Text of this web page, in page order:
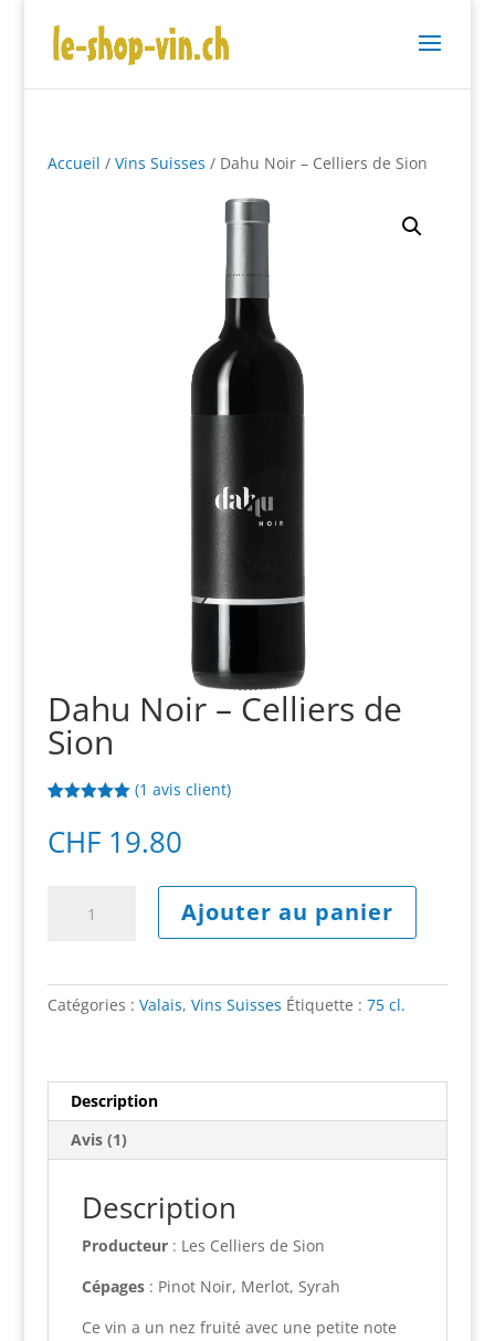
Accueil / Vins Suisses / Dahu Noir – Celliers de Sion
Dahu Noir – Celliers de
Sion
basé sur
(1 avis client)
CHF19.80
-
Ajouter au panier
t
v
Catégories : Valais, Vins Suisses Étiquette : 75 cl.
Description
Avis (1)
Description
Producteur: Les Celliers de Sion
Cépages: Pinot Noir, Merlot, Syrah
Ce vin a un nez fruité avec une petite note